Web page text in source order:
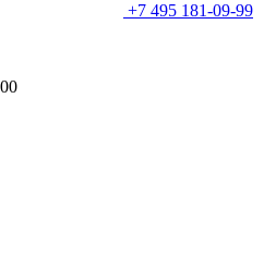
+7 495 181-09-99